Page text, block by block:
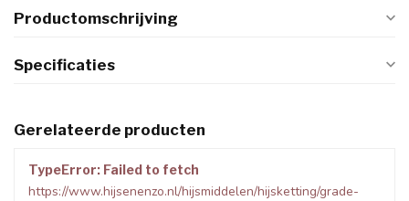
Productomschrijving
Specificaties
Gerelateerde producten
TypeError: Failed to fetch
https://www.hijsenenzo.nl/hijsmiddelen/hijsketting/grade-